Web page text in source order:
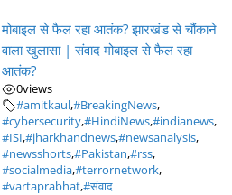
मोबाइल से फैल रहा आतंक? झारखंड से चौंकाने
वाला खुलासा | संवाद मोबाइल से फैल रहा
आतंक?
0views
#amitkaul,#BreakingNews,
#cybersecurity,#HindiNews,#indianews,
#ISI,#jharkhandnews,#newsanalysis,
#newsshorts,#Pakistan,#rss,
#socialmedia,#terrornetwork,
#vartaprabhat,#संवाद